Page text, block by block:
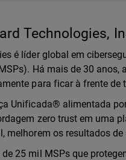
Technologies,
é líder global em
Há mais de 30
para ficar à frente
Unificada® alimentada
zero trust em uma
melhorem os resultados
25 mil MSPs que